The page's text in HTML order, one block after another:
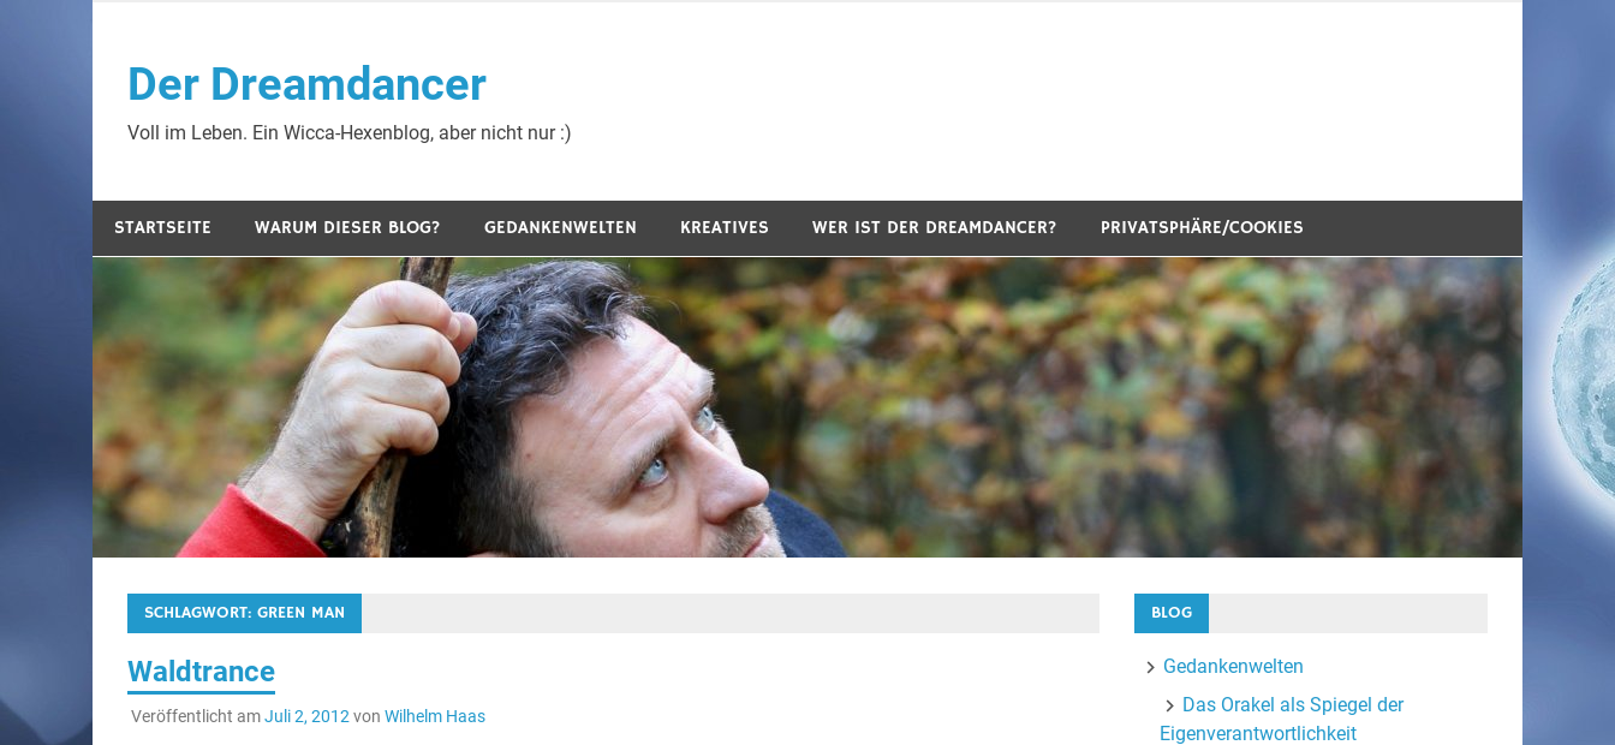
springenDer Dreamdancer
Voll im Leben. Ein Wicca-Hexenblog, aber nicht nur :)
STARTSEITE WARUM DIESER BLOG? GEDANKENWELTEN KREATIVES WER IST DER DREAMDANCER? PRIVATSPHÄRE/COOKIES
SCHLAGWORT: GREEN MAN
Waldtrance
Veröffentlicht amJuli 2, 2012 von Wilhelm Haas
BLOG
Gedankenwelten
Das Orakel als Spiegel der
Eigenverantwortlichkeit